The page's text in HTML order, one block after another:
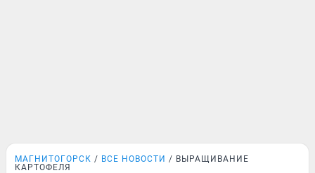
МАГНИТОГОРСК ВСЕ НОВОСТИ
ВЫРАЩИВАНИЕ
КАРТОФЕЛЯ